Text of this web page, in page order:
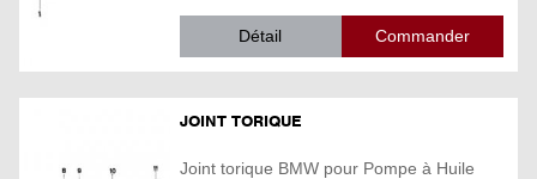
Détail
JOINT TORIQUE
Joint torique BMW pour Pompe à Huile